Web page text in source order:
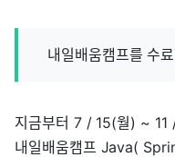
내일배움캠프를 수
지금부터 7 / 15(월) ~
내일배움캠프 Java(